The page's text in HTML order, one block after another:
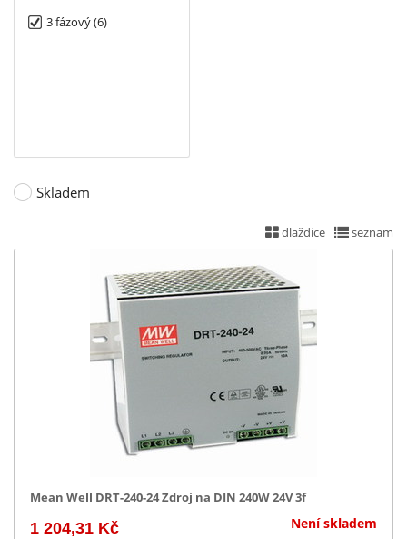
3 fázový (6)
Skladem
dlaždice seznam
Mean Well DRT-240-24 Zdroj na DIN 240W 24V 3f
1 204,31 Kč Není skladem